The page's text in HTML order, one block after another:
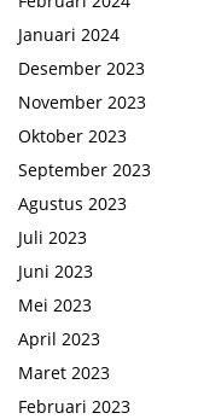
Januari 2024
Desember 2023
November 2023
Oktober 2023
September 2023
Agustus 2023
Juli 2023
Juni 2023
Mei 2023
April 2023
Maret 2023
Februari 2023